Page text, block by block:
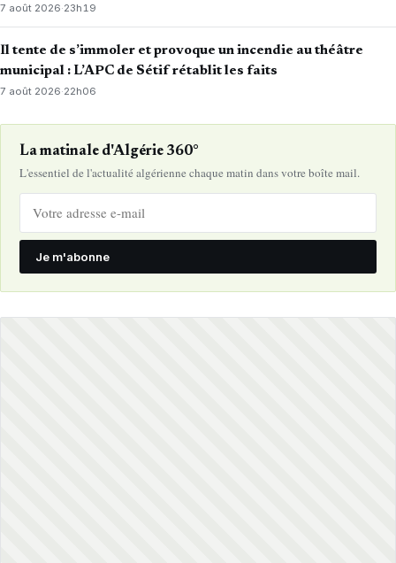
7 août 2026·23h19
Il tente de s’immoler et provoque un incendie au théâtre
municipal : L’APC de Sétif rétablit les faits
7 août 2026·22h06
La matinale d'Algérie 360°
L'essentiel de l'actualité algérienne chaque matin dans votre boîte mail.
Je m'abonne